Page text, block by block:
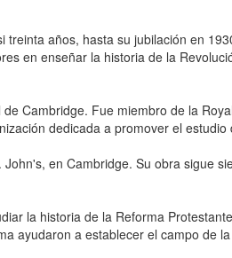
años, hasta su jubilación en
en enseñar la historia de la
Cambridge. Fue miembro de la
dedicada a promover el
en Cambridge. Su obra sigue
la historia de la Reforma
ayudaron a establecer el campo de